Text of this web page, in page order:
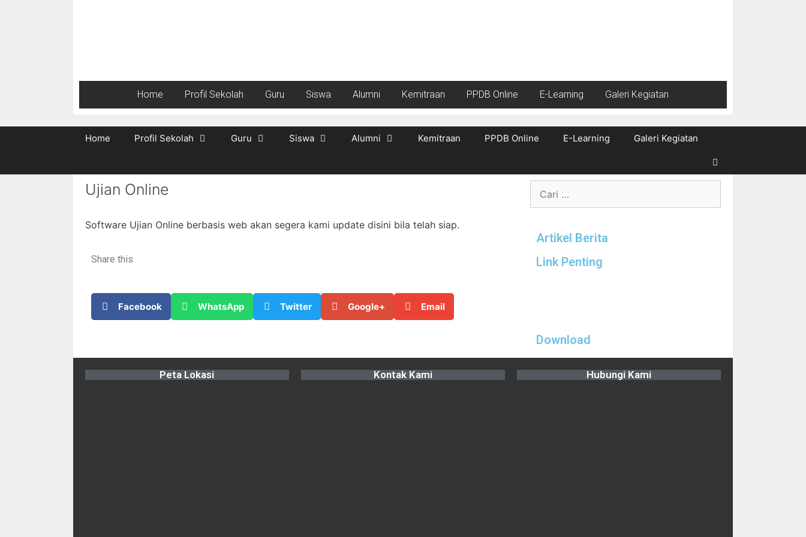
Home Profil Sekolah Guru Siswa Alumni Kemitraan PPDB Online E-Learning Galeri Kegiatan
Home Profil Sekolah Guru Siswa Alumni Kemitraan PPDB Online E-Learning Galeri Kegiatan
Ujian Online
Software Ujian Online berbasis web akan segera kami update disini bila telah siap.
Share this
Facebook WhatsApp Twitter Google+ Email
Artikel Berita
Link Penting
Download
Peta Lokasi Kontak Kami Hubungi Kami